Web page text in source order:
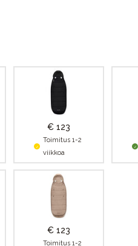
€ 123
Toimitus 1-2
viikkoa
€ 123
Toimitus 1-2